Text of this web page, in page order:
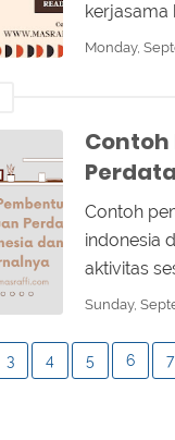
kerjasama
Monday,
Contoh
indonesia
aktivitas
Sunday,
3 4 5 6 7